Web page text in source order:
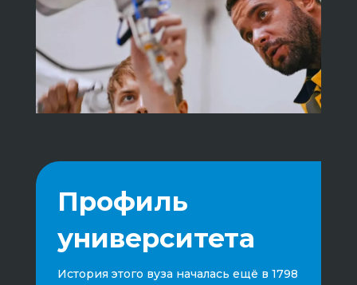
Профиль
университета
История этого вуза началась ещё в 1798